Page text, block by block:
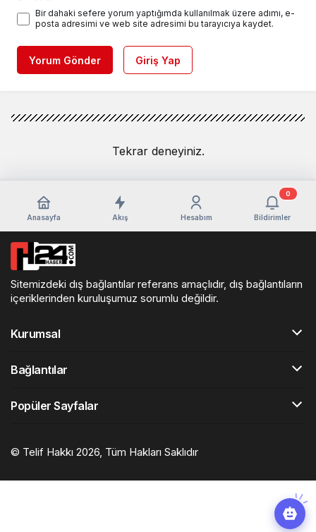
Bir dahaki sefere yorum yaptığımda kullanılmak üzere adımı, e-
posta adresimi ve web site adresimi bu tarayıcıya kaydet.
Yorum Gönder Giriş Yap
Tekrar deneyiniz.
Anasayfa Akış Hesabım Bildirimler
0
Sitemizdeki dış bağlantılar referans amaçlıdır, dış bağlantıların
içeriklerinden kuruluşumuz sorumlu değildir.
Kurumsal
Bağlantılar
Popüler Sayfalar
© Telif Hakkı 2026, Tüm Hakları Saklıdır